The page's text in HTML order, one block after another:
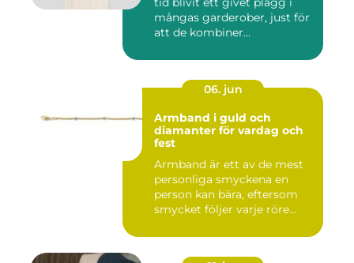
mångas garderober, just för
att de kombiner...
06. jun
Armband i guld och
diamanter för vardag och
fest
Armband är ett av de mest
personliga smyckena en
person kan bära, eftersom
smycket följer varje röre...